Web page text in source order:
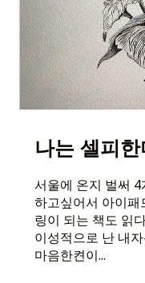
나는 셀피
서울에 온지 벌써
하고싶어서 아이패
링이 되는 책도 읽
이성적으로 난 내
마음한켠이...